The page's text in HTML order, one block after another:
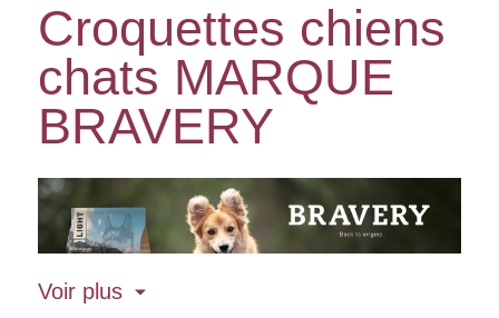
Croquettes chiens
chats MARQUE
BRAVERY
Voir plus